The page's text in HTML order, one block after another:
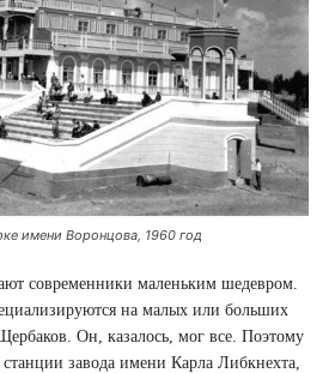
имени Воронцова, 1960 год
современники маленьким шедевром.
на малых или больших
Он, казалось, мог все. Поэтому
станции завода имени Карла Либкнехта,